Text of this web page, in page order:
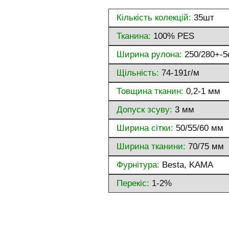
Кількість колекцій: 35шт
Тканина: 100% PES
Ширина рулона: 250/280+-
Щільність: 74-191г/м
Товщина тканин: 0,2-1 мм
Допуск зсуву: 3 мм
Ширина сітки: 50/55/60 мм
Ширина тканини: 70/75 мм
Фурнітура: Besta, KAMA
Перекіс: 1-2%